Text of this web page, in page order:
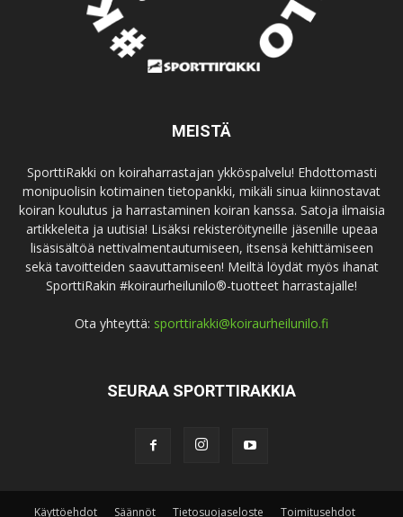
MEISTÄ
SporttiRakki on koiraharrastajan ykköspalvelu! Ehdottomasti
monipuolisin kotimainen tietopankki, mikäli sinua kiinnostavat
koiran koulutus ja harrastaminen koiran kanssa. Satoja ilmaisia
artikkeleita ja uutisia! Lisäksi rekisteröityneille jäsenille upeaa
lisäsisältöä nettivalmentautumiseen, itsensä kehittämiseen
sekä tavoitteiden saavuttamiseen! Meiltä löydät myös ihanat
SporttiRakin #koiraurheilunilo®-tuotteet harrastajalle!
Ota yhteyttä: sporttirakki@koiraurheilunilo.fi
SEURAA SPORTTIRAKKIA
Käyttöehdot Säännöt Tietosuojaseloste Toimitusehdot